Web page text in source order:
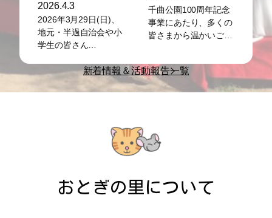
千曲公園100周年記念
事業にあたり、多くの
皆さまから温かいご…
2026.4.14
2026年4月12日(日)、
千曲公園にて「千曲公
新着情報＆活動報告一覧
おとぎの里について